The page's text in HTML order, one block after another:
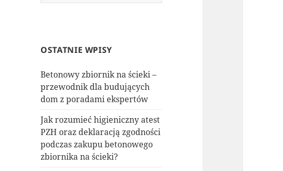
OSTATNIE WPISY
Betonowy zbiornik na ścieki –
przewodnik dla budujących
dom z poradami ekspertów
Jak rozumieć higieniczny atest
PZH oraz deklaracją zgodności
podczas zakupu betonowego
zbiornika na ścieki?